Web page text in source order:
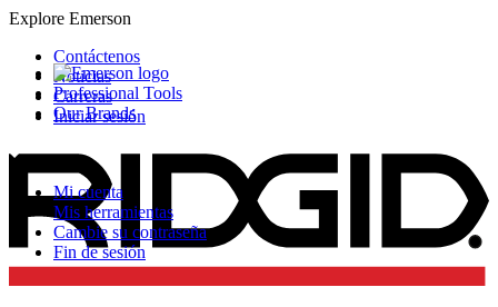
Explore Emerson
Professional Tools
Our Brands
Contáctenos
Noticias
Carreras
Iniciar sesión
Mi cuenta
Mis herramientas
Cambie su contraseña
Fin de sesión